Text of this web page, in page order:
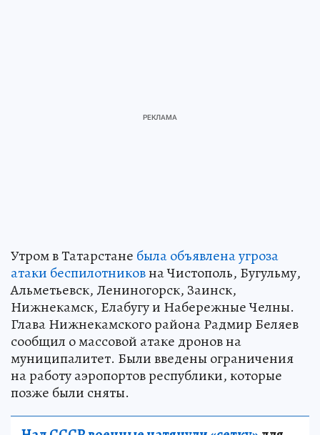
Утром в Татарстане была объявлена угроза
атаки беспилотниковна Чистополь, Бугульму,
Альметьевск, Лениногорск, Заинск,
Нижнекамск, Елабугу и Набережные Челны.
Глава Нижнекамского района Радмир Беляев
сообщил о массовой атаке дронов на
муниципалитет. Были введены ограничения
на работу аэропортов республики, которые
позже были сняты.